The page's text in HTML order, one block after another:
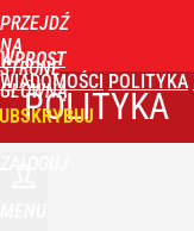
PRZEJDŹ
NA
STRONĘ
GŁÓWNĄ
WPROST
WIADOMOŚCI POLITYKA
POLITYKA